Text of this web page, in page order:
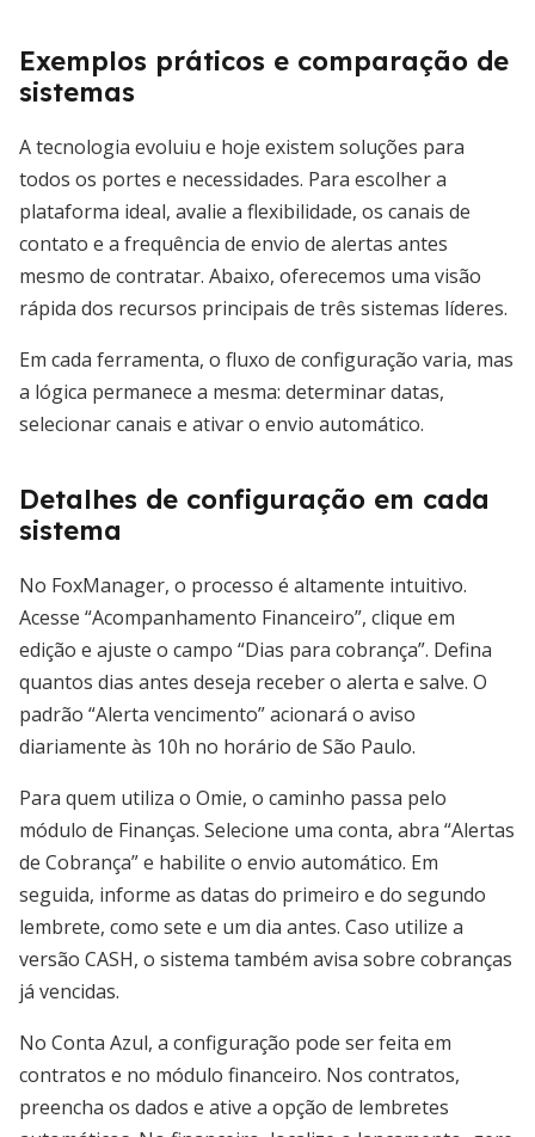
Exemplos práticos e comparação de
sistemas
A tecnologia evoluiu e hoje existem soluções para
todos os portes e necessidades. Para escolher a
plataforma ideal, avalie a flexibilidade, os canais de
contato e a frequência de envio de alertas antes
mesmo de contratar. Abaixo, oferecemos uma visão
rápida dos recursos principais de três sistemas líderes.
Em cada ferramenta, o fluxo de configuração varia, mas
a lógica permanece a mesma: determinar datas,
selecionar canais e ativar o envio automático.
Detalhes de configuração em cada
sistema
No FoxManager, o processo é altamente intuitivo.
Acesse “Acompanhamento Financeiro”, clique em
edição e ajuste o campo “Dias para cobrança”. Defina
quantos dias antes deseja receber o alerta e salve. O
padrão “Alerta vencimento” acionará o aviso
diariamente às 10h no horário de São Paulo.
Para quem utiliza o Omie, o caminho passa pelo
módulo de Finanças. Selecione uma conta, abra “Alertas
de Cobrança” e habilite o envio automático. Em
seguida, informe as datas do primeiro e do segundo
lembrete, como sete e um dia antes. Caso utilize a
versão CASH, o sistema também avisa sobre cobranças
já vencidas.
No Conta Azul, a configuração pode ser feita em
contratos e no módulo financeiro. Nos contratos,
preencha os dados e ative a opção de lembretes